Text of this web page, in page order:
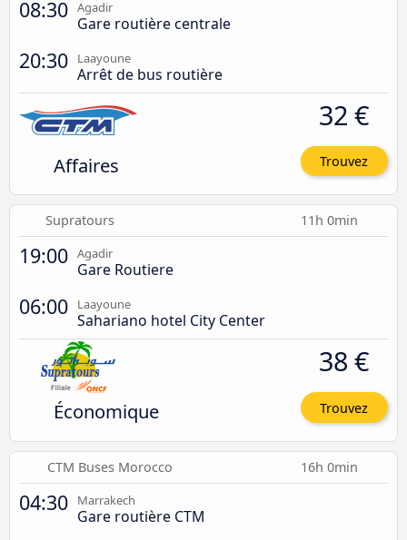
08:30 Agadir
Gare routière centrale
20:30 Laayoune
Arrêt de bus routière
Affaires
32 €
Trouvez
Supratours 11h 0min
19:00 Agadir
Gare Routiere
06:00 Laayoune
Sahariano hotel City Center
Économique
38 €
Trouvez
CTM Buses Morocco 16h 0min
04:30 Marrakech
Gare routière CTM